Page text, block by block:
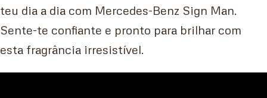
teu dia a dia com Mercedes-Benz Sign Man.
Sente-te confiante e pronto para brilhar com
esta fragrância irresistível.